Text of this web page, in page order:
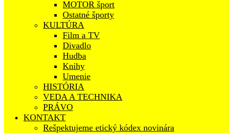
MOTOR šport
Ostatné športy
KULTÚRA
Film a TV
Divadlo
Hudba
Knihy
Umenie
HISTÓRIA
VEDA A TECHNIKA
PRÁVO
KONTAKT
Rešpektujeme etický kódex novinára